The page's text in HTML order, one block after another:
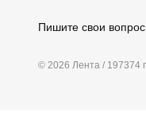
Пишите свои
© 2026 Лента / 197374